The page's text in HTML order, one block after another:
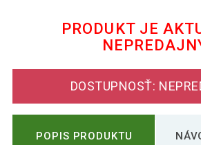
PRODUKT JE
DOSTUPNOSŤ:
POPIS PRODUKTU